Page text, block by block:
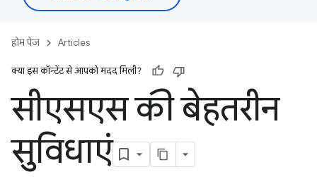
होम पेज Articles
क्या इस कॉन्टेंट से आपको मदद मिली?
सीएसएस की बेहतरीन
सुविधाएं